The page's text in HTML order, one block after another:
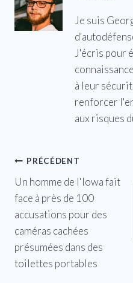
Je suis
J'écris pour
à leur
renforcer
aux risques
Navigation
de
l’article
PRÉCÉDENT
Un homme de l'Iowa fait
face à près de 100
accusations pour des
caméras cachées
présumées dans des
toilettes portables